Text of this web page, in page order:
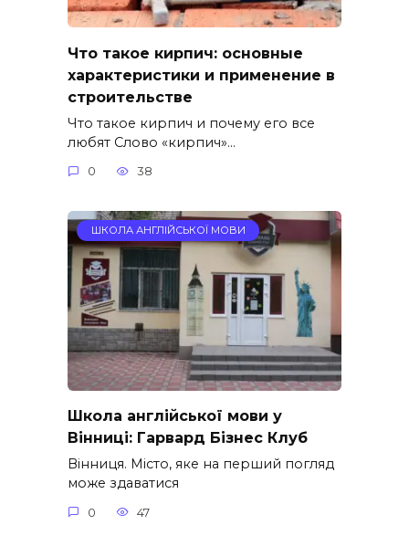
Что такое кирпич: основные
характеристики и применение в
строительстве
Что такое кирпич и почему его все
любят Слово «кирпич»…
0 38
ШКОЛА АНГЛІЙСЬКОЇ МОВИ
Школа англійської мови у
Вінниці: Гарвард Бізнес Клуб
Вінниця. Місто, яке на перший погляд
може здаватися
0 47